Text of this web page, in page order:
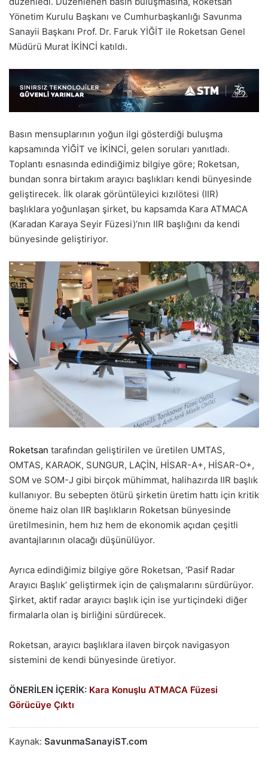
Yönetim Kurulu Başkanı ve Cumhurbaşkanlığı Savunma
Sanayii Başkanı Prof. Dr. Faruk YİĞİT ile Roketsan Genel
Müdürü Murat İKİNCİ katıldı.
Basın mensuplarının yoğun ilgi gösterdiği buluşma
kapsamında YİĞİT ve İKİNCİ, gelen soruları yanıtladı.
Toplantı esnasında edindiğimiz bilgiye göre; Roketsan,
bundan sonra birtakım arayıcı başlıkları kendi bünyesinde
geliştirecek. İlk olarak görüntüleyici kızılötesi (IIR)
başlıklara yoğunlaşan şirket, bu kapsamda Kara ATMACA
(Karadan Karaya Seyir Füzesi)’nın IIR başlığını da kendi
bünyesinde geliştiriyor.
Roketsan tarafından geliştirilen ve üretilen UMTAS,
OMTAS, KARAOK, SUNGUR, LAÇİN, HİSAR-A+, HİSAR-O+,
SOM ve SOM-J gibi birçok mühimmat, halihazırda IIR başlık
kullanıyor. Bu sebepten ötürü şirketin üretim hattı için kritik
öneme haiz olan IIR başlıkların Roketsan bünyesinde
üretilmesinin, hem hız hem de ekonomik açıdan çeşitli
avantajlarının olacağı düşünülüyor.
Ayrıca edindiğimiz bilgiye göre Roketsan, ‘Pasif Radar
Arayıcı Başlık’ geliştirmek için de çalışmalarını sürdürüyor.
Şirket, aktif radar arayıcı başlık için ise yurtiçindeki diğer
firmalarla olan iş birliğini sürdürecek.
Roketsan, arayıcı başlıklara ilaven birçok navigasyon
sistemini de kendi bünyesinde üretiyor.
ÖNERİLEN İÇERİK: Kara Konuşlu ATMACA Füzesi
Görücüye Çıktı
Kaynak: SavunmaSanayiST.com